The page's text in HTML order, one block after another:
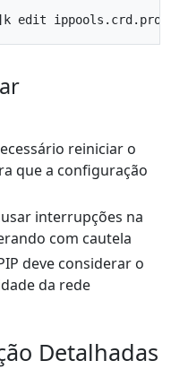
reiniciar o
que a configuração
interrupções na
com cautela
deve considerar o
da rede
Detalhadas